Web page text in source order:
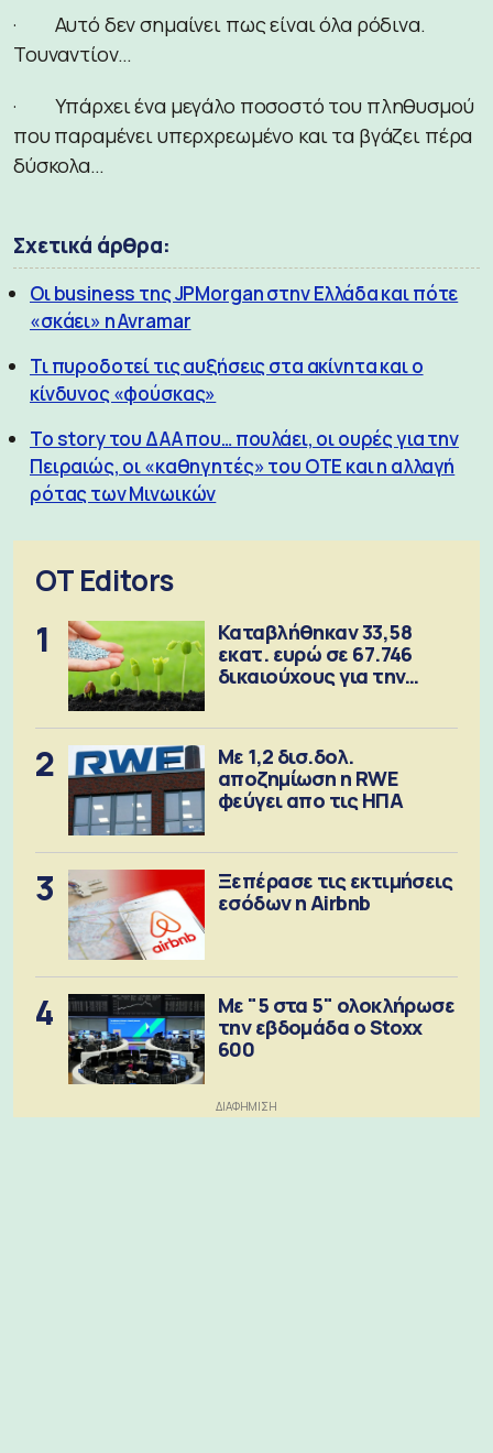
· Αυτό δεν σημαίνει πως είναι όλα ρόδινα.
Τουναντίον…
· Υπάρχει ένα μεγάλο ποσοστό του πληθυσμού
που παραμένει υπερχρεωμένο και τα βγάζει πέρα
δύσκολα…
Σχετικά άρθρα:
Οι business της JPMorgan στην Ελλάδα και πότε
«σκάει» η Avramar
Τι πυροδοτεί τις αυξήσεις στα ακίνητα και ο
κίνδυνος «φούσκας»
Το story του ΔΑΑ που… πουλάει, οι ουρές για την
Πειραιώς, οι «καθηγητές» του ΟΤΕ και η αλλαγή
ρότας των Μινωικών
OT Editors
1
Καταβλήθηκαν 33,58
εκατ. ευρώ σε 67.746
δικαιούχους για την
2
Με 1,2 δισ.δολ.
αποζημίωση η RWE
φεύγει απο τις ΗΠΑ
3
Ξεπέρασε τις εκτιμήσεις
εσόδων η Airbnb
4
Με "5 στα 5" ολοκλήρωσε
την εβδομάδα ο Stoxx
600